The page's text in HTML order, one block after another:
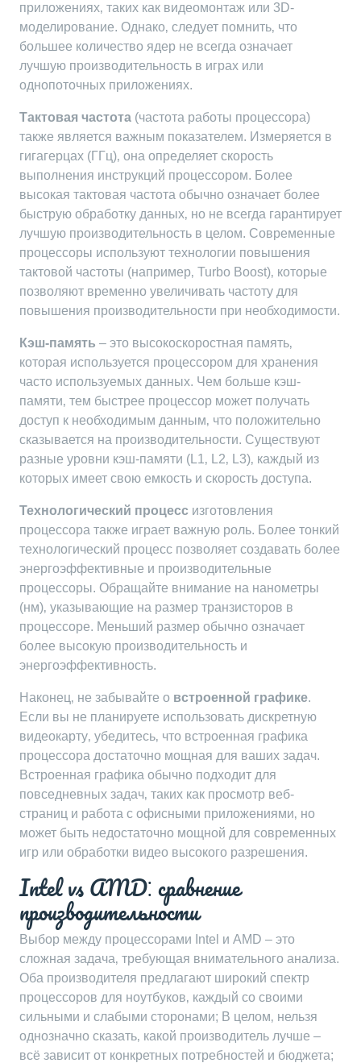
приложениях‚ таких как видеомонтаж или 3D-
моделирование. Однако‚ следует помнить‚ что
большее количество ядер не всегда означает
лучшую производительность в играх или
однопоточных приложениях.
Тактовая частота (частота работы процессора)
также является важным показателем. Измеряется в
гигагерцах (ГГц)‚ она определяет скорость
выполнения инструкций процессором. Более
высокая тактовая частота обычно означает более
быструю обработку данных‚ но не всегда гарантирует
лучшую производительность в целом. Современные
процессоры используют технологии повышения
тактовой частоты (например‚ Turbo Boost)‚ которые
позволяют временно увеличивать частоту для
повышения производительности при необходимости.
Кэш-память – это высокоскоростная память‚
которая используется процессором для хранения
часто используемых данных. Чем больше кэш-
памяти‚ тем быстрее процессор может получать
доступ к необходимым данным‚ что положительно
сказывается на производительности. Существуют
разные уровни кэш-памяти (L1‚ L2‚ L3)‚ каждый из
которых имеет свою емкость и скорость доступа.
Технологический процесс изготовления
процессора также играет важную роль. Более тонкий
технологический процесс позволяет создавать более
энергоэффективные и производительные
процессоры. Обращайте внимание на нанометры
(нм)‚ указывающие на размер транзисторов в
процессоре. Меньший размер обычно означает
более высокую производительность и
энергоэффективность.
Наконец‚ не забывайте о встроенной графике.
Если вы не планируете использовать дискретную
видеокарту‚ убедитесь‚ что встроенная графика
процессора достаточно мощная для ваших задач.
Встроенная графика обычно подходит для
повседневных задач‚ таких как просмотр веб-
страниц и работа с офисными приложениями‚ но
может быть недостаточно мощной для современных
игр или обработки видео высокого разрешения.
Intel vs AMD⁚ сравнение
производительности
Выбор между процессорами Intel и AMD – это
сложная задача‚ требующая внимательного анализа.
Оба производителя предлагают широкий спектр
процессоров для ноутбуков‚ каждый со своими
сильными и слабыми сторонами; В целом‚ нельзя
однозначно сказать‚ какой производитель лучше –
всё зависит от конкретных потребностей и бюджета;